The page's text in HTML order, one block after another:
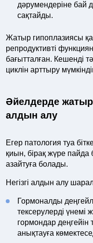
дәрумендеріне бай
сақтайды.
Жатыр гипоплазиясы
репродуктивті
бағытталған. Кешенді
циклін арттыру
Әйелдерде
алдын алу
Егер патология туа
қиын, бірақ жүре пайда
азайтуға болады.
Негізгі алдын алу
Гормоналды
тексерулерді үнемі
гормондар деңгейін
анықтауға